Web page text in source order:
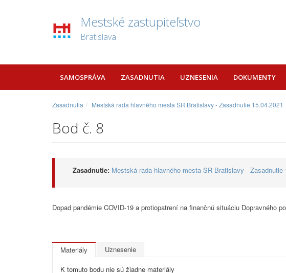
Mestské zastupiteľstvo
Bratislava
SAMOSPRÁVA ZASADNUTIA UZNESENIA DOKUMENTY
Zasadnutia Mestská rada hlavného mesta SR Bratislavy - Zasadnutie 15.04.2021
Bod č. 8
Zasadnutie: Mestská rada hlavného mesta SR Bratislavy - Zasadnutie
Dopad pandémie COVID-19 a protiopatrení na finančnú situáciu Dopravného
Materiály Uznesenie
K tomuto bodu nie sú žiadne materiály